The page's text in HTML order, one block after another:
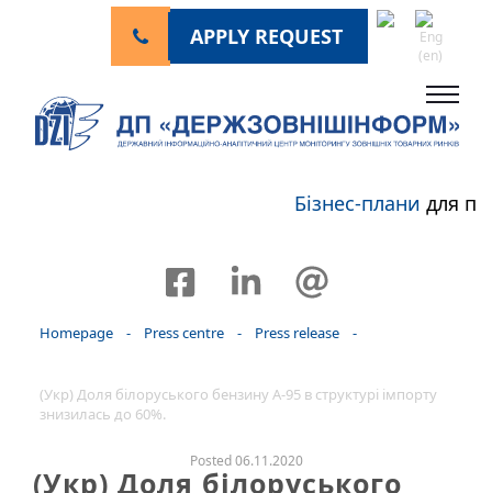
APPLY REQUEST
Бізнес-планидля
Homepage - Press centre - Press release -
(Укр) Доля білоруського бензину А-95 в структурі імпорту
знизилась до 60%.
Posted 06.11.2020
(Укр) Доля білоруського